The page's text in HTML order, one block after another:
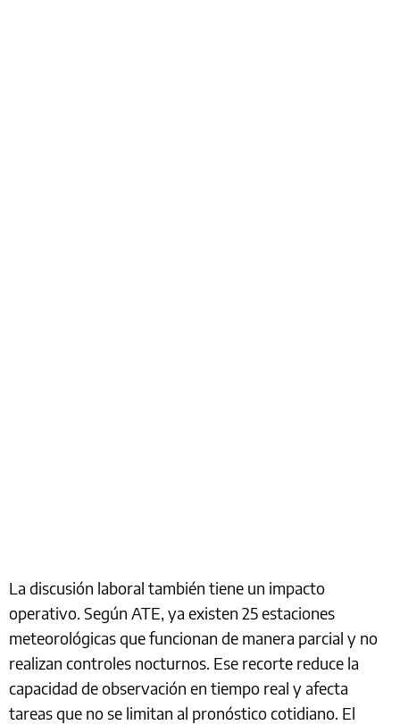
La discusión laboral también tiene un impacto
operativo. Según ATE, ya existen 25 estaciones
meteorológicas que funcionan de manera parcial y no
realizan controles nocturnos. Ese recorte reduce la
capacidad de observación en tiempo real y afecta
tareas que no se limitan al pronóstico cotidiano. El